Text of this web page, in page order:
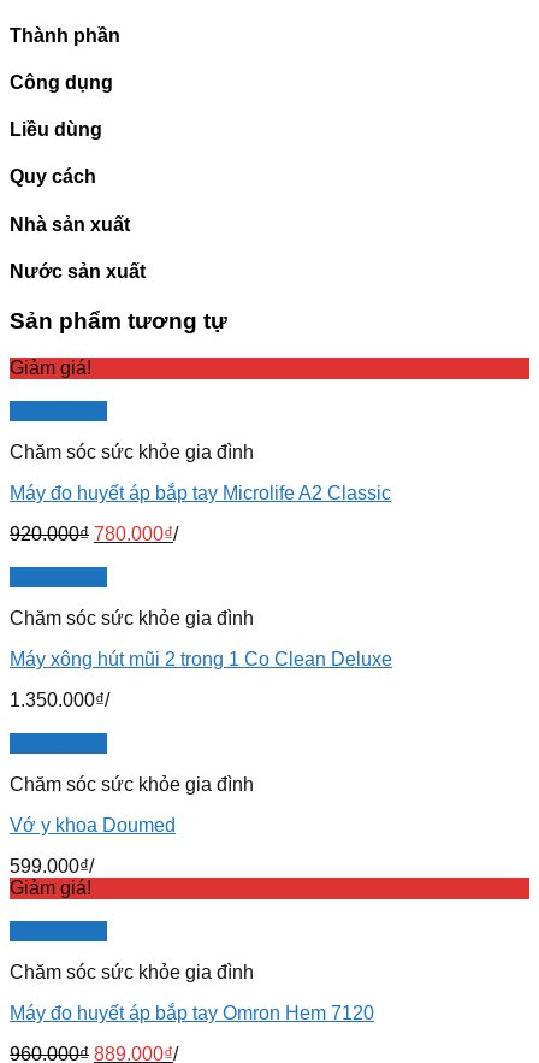
Thành phần
Công dụng
Liều dùng
Quy cách
Nhà sản xuất
Nước sản xuất
Sản phẩm tương tự
Giảm giá!
Chăm sóc sức khỏe gia đình
Máy đo huyết áp bắp tay Microlife A2 Classic
920.000₫ 780.000₫/
Chăm sóc sức khỏe gia đình
Máy xông hút mũi 2 trong 1 Co Clean Deluxe
1.350.000₫/
Chăm sóc sức khỏe gia đình
Vớ y khoa Doumed
599.000₫/
Giảm giá!
Chăm sóc sức khỏe gia đình
Máy đo huyết áp bắp tay Omron Hem 7120
960.000₫ 889.000₫/